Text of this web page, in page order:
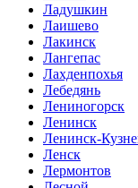
Ладушкин
Лаишево
Лакинск
Лангепас
Лахденпохья
Лебедянь
Лениногорск
Ленинск
Ленинск-
Ленск
Лермонтов